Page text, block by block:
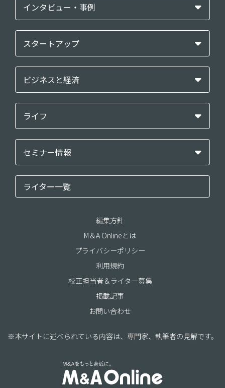
インタビュー・事例
スタートアップ
ビジネスと経済
ライフ
セミナー情報
ライター一覧
編集方針
M＆A Onlineとは
プライバシーポリシー
利用規約
校正担当者＆ライター募集
掲載記事
お問い合わせ
※本サイトに述べられている内容は、専門家、執筆者の見解です。